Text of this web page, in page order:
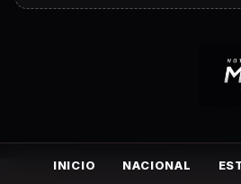
INICIO NACIONAL